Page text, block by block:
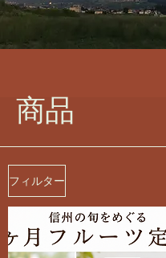
商品
フィルター